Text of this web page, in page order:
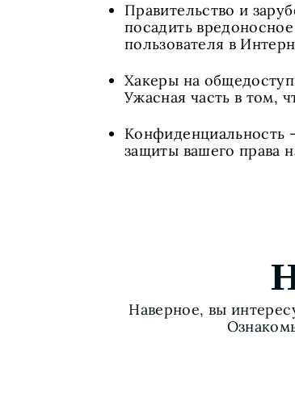
Правительство и
посадить
пользователя в
Хакеры на
Ужасная часть в том,
Конфиденциальность
защиты вашего права
Наверное, вы